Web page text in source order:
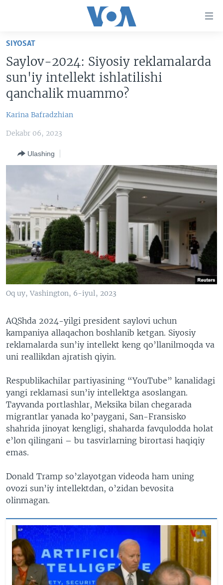
Boshiga
qayting
Qidiruvga
o'ting
AMERIKA
MARKAZIY OSIYO
AMERIKA MANZARALARI
VASHINGTON CHOYXONASI
MOBIL-SALOM!
VIDEO
XABARLAR SURATLARDA
IJTIMOIY TARMOQLAR
INSTAGRAM
ODNOKLASSNIKI
TELEGRAM
TWITTER
SOUNDCLOUD
Learning English
VOA
SIYOSAT
Saylov-2024: Siyosiy reklamalarda
sun'iy intellekt ishlatilishi
qanchalik muammo?
Karina Bafradzhian
Dekabr 06, 2023
Ulashing
Oq uy, Vashington, 6-iyul, 2023
AQShda 2024-yilgi president saylovi uchun
kampaniya allaqachon boshlanib ketgan. Siyosiy
reklamalarda sun’iy intellekt keng qo’llanilmoqda va
uni reallikdan ajratish qiyin.
Respublikachilar partiyasining “YouTube” kanalidagi
yangi reklamasi sun’iy intellektga asoslangan.
Tayvanda portlashlar, Meksika bilan chegarada
migrantlar yanada ko’paygani, San-Fransisko
shahrida jinoyat kengligi, shaharda favqulodda holat
e’lon qilingani – bu tasvirlarning birortasi haqiqiy
emas.
Donald Tramp so’zlayotgan videoda ham uning
ovozi sun’iy intellektdan, o’zidan bevosita
olinmagan.